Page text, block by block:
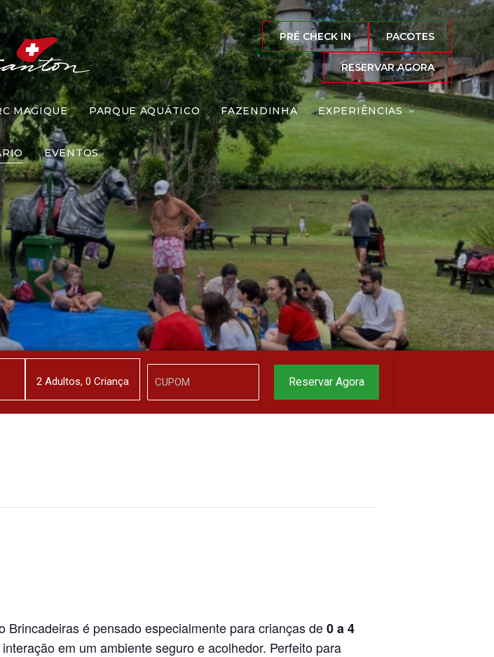
PRÉ CHECK IN PACOTES
RESERVAR AGORA
MAGIQUE PARQUE AQUÁTICO FAZENDINHA EXPERIÊNCIAS
EVENTOS
é pensado especialmente para crianças de0 a 4
em um ambiente seguro e acolhedor. Perfeito para
2Adultos, 0 Criança Reservar Agora